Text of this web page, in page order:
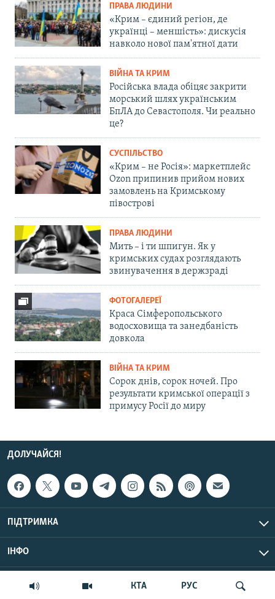
КТА РУС
ПРАВА ЛЮДИНИ
«Крим – єдиний регіон, де
українці – меншість»: дискусія
навколо нової пам'ятної дати
ВІЙНА ТА КРИМ
Російська влада обіцяє закрити
морський шлях українським
БпЛА до Севастополя. Чи реально
це?
СУСПІЛЬСТВО
«Крим – не Росія»: маркетплейс
Ozon припинив прийом нових
замовлень на Кримському
півострові
ПРАВА ЛЮДИНИ
Мить – і ти шпигун. Як у
кримських судах розглядають
звинувачення в держзраді
ФОТОГАЛЕРЕЇ
Краса Сімферопольського
водосховища та занедбаність
довкола
ВІЙНА ТА КРИМ
Сорок днів, сорок ночей. Про
результати кримської операції з
примусу Росії до миру
ДОЛУЧАЙСЯ!
ПІДТРИМКА
ІНФО
© Крим.Реалії, 2026 | Усі права застережено.